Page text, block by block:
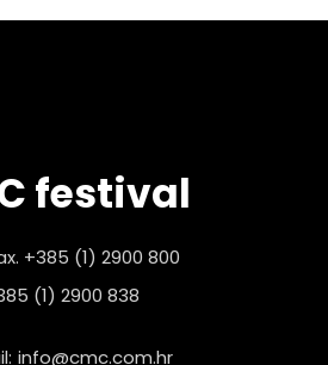
festival
+385 (1) 2900 800
(1) 2900 838
info@cmc.com.hr